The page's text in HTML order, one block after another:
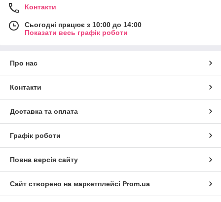
Контакти
Сьогодні працює з 10:00 до 14:00
Показати весь графік роботи
Про нас
Контакти
Доставка та оплата
Графік роботи
Повна версія сайту
Сайт створено на маркетплейсі Prom.ua